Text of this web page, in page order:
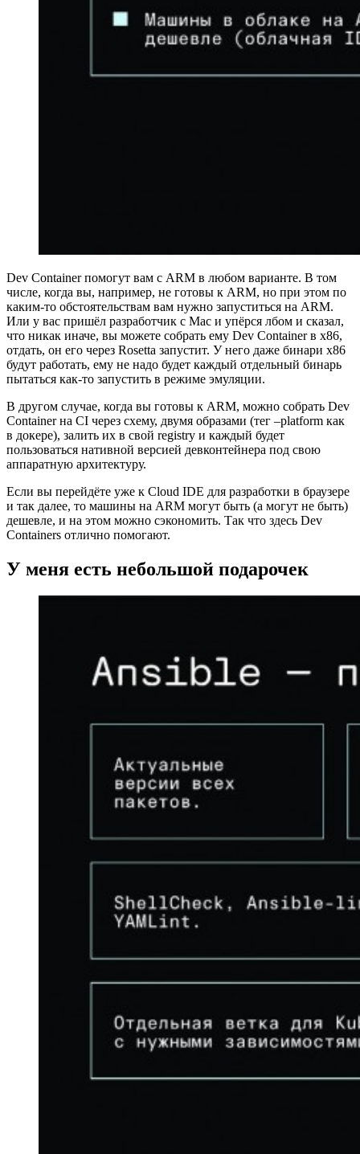
Dev Container помогут вам с ARM в любом варианте. В том
числе, когда вы, например, не готовы к ARM, но при этом по
каким-то обстоятельствам вам нужно запуститься на ARM.
Или у вас пришёл разработчик с Mac и упёрся лбом и сказал,
что никак иначе, вы можете собрать ему Dev Container в x86,
отдать, он его через Rosetta запустит. У него даже бинари x86
будут работать, ему не надо будет каждый отдельный бинарь
пытаться как-то запустить в режиме эмуляции.
В другом случае, когда вы готовы к ARM, можно собрать Dev
Container на CI через схему, двумя образами (тег –platform как
в докере), залить их в свой registry и каждый будет
пользоваться нативной версией девконтейнера под свою
аппаратную архитектуру.
Если вы перейдёте уже к Cloud IDE для разработки в браузере
и так далее, то машины на ARM могут быть (а могут не быть)
дешевле, и на этом можно сэкономить. Так что здесь Dev
Containers отлично помогают.
У меня есть небольшой подарочек